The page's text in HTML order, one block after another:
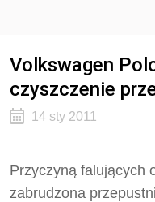
Volkswagen
czyszczenie
14 sty 2011
Przyczyną falujących
zabrudzona